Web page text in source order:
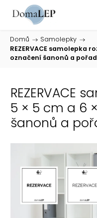
Domů / Samolepky /
REZERVACE samolepka
označení šanonů a
REZERVACE
5 × 5 cm a 6
šanonů a